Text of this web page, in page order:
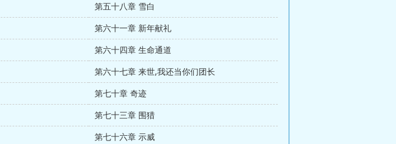
第五十八章 雪白
第六十一章 新年献礼
第六十四章 生命通道
第六十七章 来世,我还当你们团长
第七十章 奇迹
第七十三章 围猎
第七十六章 示威